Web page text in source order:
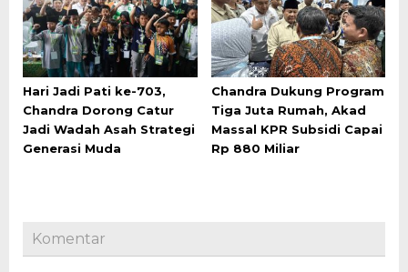
Hari Jadi Pati ke-703,
Chandra Dorong Catur
Jadi Wadah Asah Strategi
Generasi Muda
Chandra Dukung Program
Tiga Juta Rumah, Akad
Massal KPR Subsidi Capai
Rp 880 Miliar
Komentar